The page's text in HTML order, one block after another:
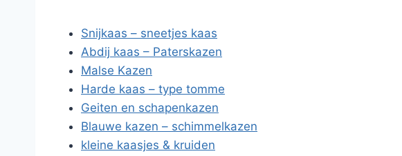
Snijkaas – sneetjes kaas
Abdij kaas – Paterskazen
Malse Kazen
Harde kaas – type tomme
Geiten en schapenkazen
Blauwe kazen – schimmelkazen
kleine kaasjes & kruiden